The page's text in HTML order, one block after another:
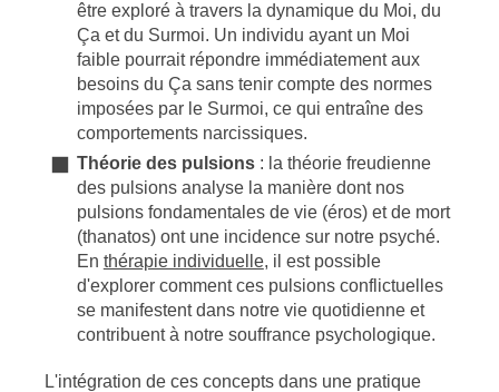
être exploré à travers la dynamique du Moi, du
Ça et du Surmoi. Un individu ayant un Moi
faible pourrait répondre immédiatement aux
besoins du Ça sans tenir compte des normes
imposées par le Surmoi, ce qui entraîne des
comportements narcissiques.
Théorie des pulsions: la théorie freudienne
des pulsions analyse la manière dont nos
pulsions fondamentales de vie (éros) et de mort
(thanatos) ont une incidence sur notre psyché.
En thérapie individuelle, il est possible
d'explorer comment ces pulsions conflictuelles
se manifestent dans notre vie quotidienne et
contribuent à notre souffrance psychologique.
L'intégration de ces concepts dans une pratique